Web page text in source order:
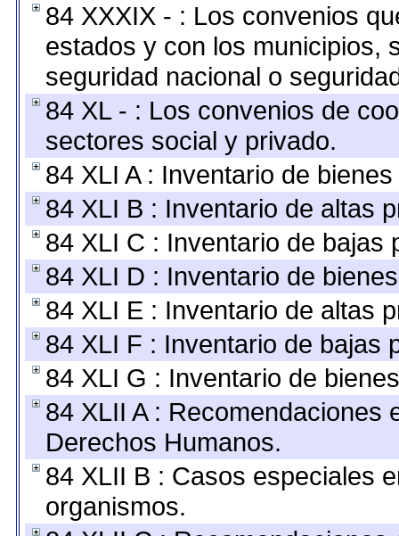
84 XXXIX - : Los convenios
estados y con los municipios,
seguridad nacional o
84 XL - : Los convenios de
sectores social y privado.
84 XLI A : Inventario de
84 XLI B : Inventario de altas
84 XLI C : Inventario de bajas
84 XLI D : Inventario de
84 XLI E : Inventario de altas
84 XLI F : Inventario de bajas
84 XLI G : Inventario de
84 XLII A : Recomendaciones
Derechos Humanos.
84 XLII B : Casos especiales
organismos.